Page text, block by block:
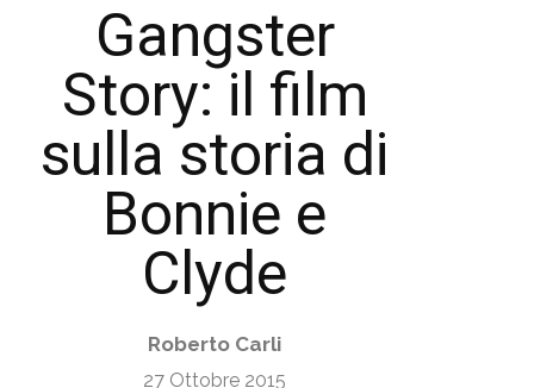
Gangster
Story: il film
sulla storia di
Bonnie e
Clyde
Roberto Carli
27 Ottobre 2015